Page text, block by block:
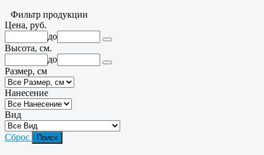
Фильтр продукции
Цена, руб.
до
Высота, см.
до
Размер, см
Нанесение
Вид
Сброс